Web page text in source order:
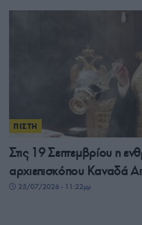
ΠΙΣΤΗ
Στις 19 Σεπτεμβρίου η
αρχιεπισκόπου Καναδά
25/07/2026 - 11:22μμ